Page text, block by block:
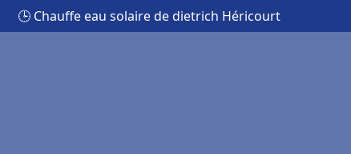
🕒 Chauffe eau solaire de dietrich Héricourt